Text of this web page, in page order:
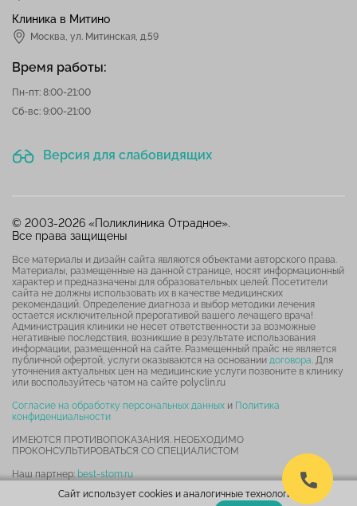
Клиника в Митино
Москва, ул. Митинская, д.59
Время работы:
Пн-пт: 8:00-21:00
Сб-вс: 9:00-21:00
Версия для слабовидящих
© 2003-2026 «Поликлиника Отрадное».
Все права защищены
Все материалы и дизайн сайта являются объектами авторского права.
Материалы, размещенные на данной странице, носят информационный
характер и предназначены для образовательных целей. Посетители
сайта не должны использовать их в качестве медицинских
рекомендаций. Определение диагноза и выбор методики лечения
остается исключительной прерогативой вашего лечащего врача!
Администрация клиники не несет ответственности за возможные
негативные последствия, возникшие в результате использования
информации, размещенной на сайте. Размещенный прайс не является
публичной офертой, услуги оказываются на основании договора. Для
уточнения актуальных цен на медицинские услуги позвоните в клинику
или воспользуйтесь чатом на сайте polyclin.ru
Согласие на обработку персональных данных и Политика
конфиденциальности
ИМЕЮТСЯ ПРОТИВОПОКАЗАНИЯ. НЕОБХОДИМО
ПРОКОНСУЛЬТИРОВАТЬСЯ СО СПЕЦИАЛИСТОМ
Наш партнер: best-stom.ru
Карта сайтаСайт использует cookies и аналогичные технологии.